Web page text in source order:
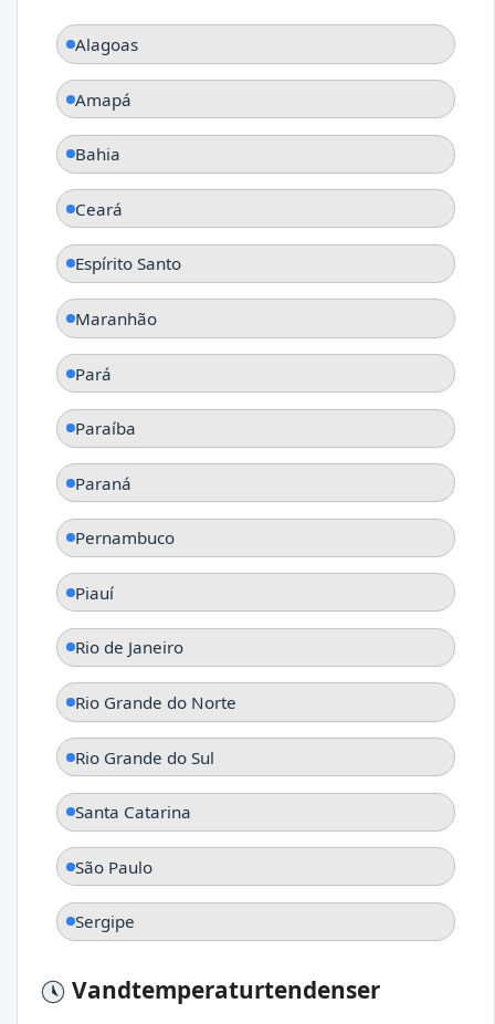
Alagoas
Amapá
Bahia
Ceará
Espírito Santo
Maranhão
Pará
Paraíba
Paraná
Pernambuco
Piauí
Rio de Janeiro
Rio Grande do Norte
Rio Grande do Sul
Santa Catarina
São Paulo
Sergipe
Vandtemperaturtendenser